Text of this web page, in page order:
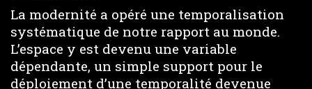
La modernité a opéré une temporalisation
systématique de notre rapport au monde.
L’espace y est devenu une variable
dépendante, un simple support pour le
déploiement d’une temporalité devenue